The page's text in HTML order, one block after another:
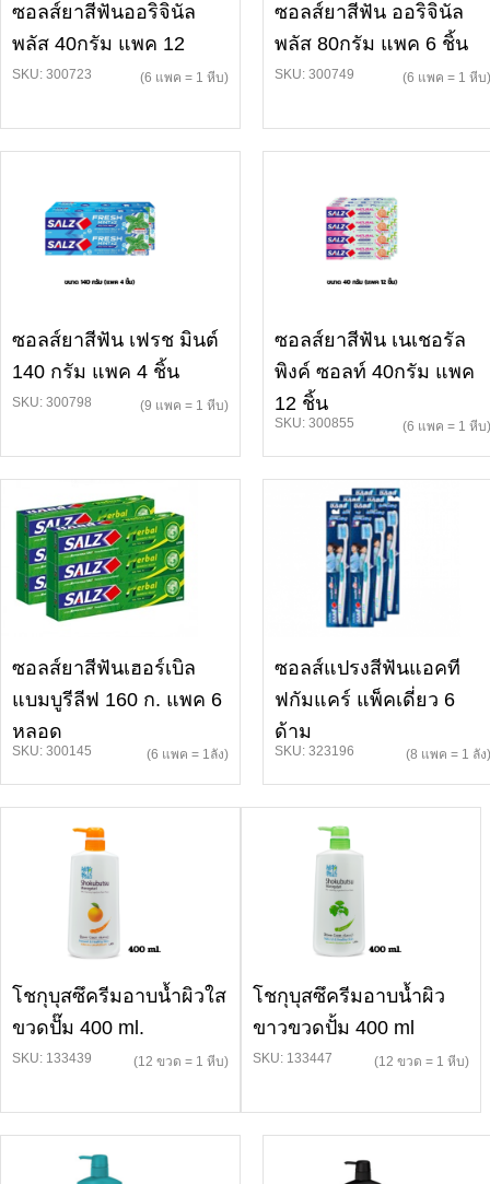
ซอลส์ยาสีฟันออริจินัล
พลัส 40กรัม แพค 12
SKU: 300723 (6 แพค = 1 หีบ)
ซอลส์ยาสีฟัน ออริจินัล
พลัส 80กรัม แพค 6 ชิ้น
SKU: 300749 (6 แพค = 1 หีบ)
ซอลส์ยาสีฟัน เฟรช มินต์
140 กรัม แพค 4 ชิ้น
SKU: 300798 (9 แพค = 1 หีบ)
ซอลส์ยาสีฟัน เนเชอรัล
พิงค์ ซอลท์ 40กรัม แพค
12 ชิ้น
SKU: 300855 (6 แพค = 1 หีบ)
ซอลส์ยาสีฟันเฮอร์เบิล
แบมบูรีลีฟ 160 ก. แพค 6
หลอด
SKU: 300145 (6 แพค = 1ลัง)
ซอลส์แปรงสีฟันแอคที
ฟกัมแคร์ แพ็คเดี่ยว 6
ด้าม
SKU: 323196 (8 แพค = 1 ลัง)
โชกุบุสซึครีมอาบน้ำผิวใส
ขวดปั๊ม 400 ml.
SKU: 133439 (12 ขวด = 1 หีบ)
โชกุบุสซึครีมอาบน้ำผิว
ขาวขวดปั้ม 400 ml
SKU: 133447 (12 ขวด = 1 หีบ)